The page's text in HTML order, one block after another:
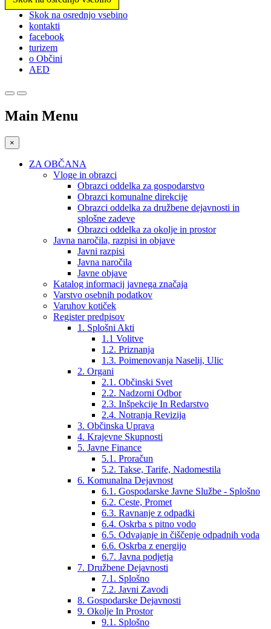
Prosimo,
upoštevajte:
spletno
mesto
vključuje
sistem
Skok na osrednjo vsebino
kontakti
facebook
turizem
o Občini
AED
Main Menu
×
ZA OBČANA
Vloge in obrazci
Obrazci oddelka za gospodarstvo
Obrazci komunalne direkcije
Obrazci oddelka za družbene dejavnosti in
splošne zadeve
Obrazci oddelka za okolje in prostor
Javna naročila, razpisi in objave
Javni razpisi
Javna naročila
Javne objave
Katalog informacij javnega značaja
Varstvo osebnih podatkov
Varuhov kotiček
Register predpisov
1. Splošni Akti
1.1 Volitve
1.2. Priznanja
1.3. Poimenovanja Naselij, Ulic
2. Organi
2.1. Občinski Svet
2.2. Nadzorni Odbor
2.3. Inšpekcije In Redarstvo
2.4. Notranja Revizija
3. Občinska Uprava
4. Krajevne Skupnosti
5. Javne Finance
5.1. Proračun
5.2. Takse, Tarife, Nadomestila
6. Komunalna Dejavnost
6.1. Gospodarske Javne Službe - Splošno
6.2. Ceste, Promet
6.3. Ravnanje z odpadki
6.4. Oskrba s pitno vodo
6.5. Odvajanje in čiščenje odpadnih voda
6.6. Oskrba z energijo
6.7. Javna podjetja
7. Družbene Dejavnosti
7.1. Splošno
7.2. Javni Zavodi
8. Gospodarske Dejavnosti
9. Okolje In Prostor
9.1. Splošno